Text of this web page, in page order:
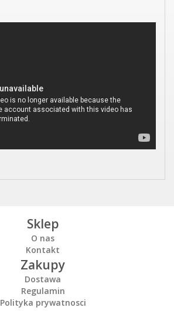
Sklep
O nas
Kontakt
Zakupy
Dostawa
Regulamin
Polityka prywatnosci